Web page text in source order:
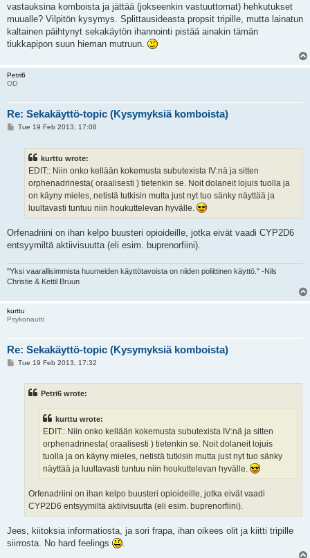
vastauksina komboista ja jättää (jokseenkin vastuuttomat) hehkutukset
muualle? Vilpitön kysymys. Splittausideasta propsit tripille, mutta lainatun
kaltainen päihtynyt sekakäytön ihannointi pistää ainakin tämän
tiukkapipon suun hieman mutruun.
Petri6
OD
Re: Sekakäyttö-topic (Kysymyksiä komboista)
PTue 19 Feb 2013, 17:08
kurttu wrote:
EDIT:: Niin onko kellään kokemusta subutexista IV:nä ja sitten
orphenadrinesta( oraalisesti ) tietenkin se. Noit dolaneit lojuis tuolla ja
on käyny mieles, netistä tutkisin mutta just nyt tuo sänky näyttää ja
luultavasti tuntuu niin houkuttelevan hyvälle.
Orfenadriini on ihan kelpo buusteri opioideille, jotka eivät vaadi CYP2D6
entsyymiltä aktiivisuutta (eli esim. buprenorfiini).
"Yksi vaarallisimmista huumeiden käyttötavoista on niiden poliittinen käyttö." -Nils
Christie & Kettil Bruun
kurttu
Psykonautti
Re: Sekakäyttö-topic (Kysymyksiä komboista)
PTue 19 Feb 2013, 17:32
Petri6 wrote:
kurttu wrote:
EDIT:: Niin onko kellään kokemusta subutexista IV:nä ja sitten
orphenadrinesta( oraalisesti ) tietenkin se. Noit dolaneit lojuis
tuolla ja on käyny mieles, netistä tutkisin mutta just nyt tuo sänky
näyttää ja luultavasti tuntuu niin houkuttelevan hyvälle.
Orfenadriini on ihan kelpo buusteri opioideille, jotka eivät vaadi
CYP2D6 entsyymiltä aktiivisuutta (eli esim. buprenorfiini).
Jees, kiitoksia informatiosta, ja sori frapa, ihan oikees olit ja kiitti tripille
siirrosta. No hard feelings
.